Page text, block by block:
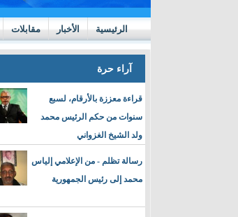
الرئيسية الأخبار مقابلات
watch?v=GN10qW4W4hQ
آراء حرة
قراءة معززة بالأرقام، لسبع
سنوات من حكم الرئيس محمد
ولد الشيخ الغزواني
رسالة تظلم - من الإعلامي إلياس
محمد إلى رئيس الجمهورية